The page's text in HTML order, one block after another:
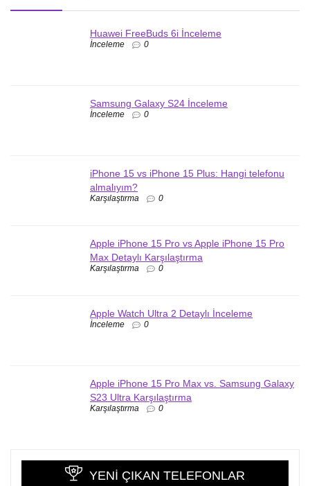
Huawei FreeBuds 6i İnceleme
İnceleme 0
Samsung Galaxy S24 İnceleme
İnceleme 0
iPhone 15 vs iPhone 15 Plus: Hangi telefonu
almalıyım?
Karşılaştırma 0
Apple iPhone 15 Pro vs Apple iPhone 15 Pro
Max Detaylı Karşılaştırma
Karşılaştırma 0
Apple Watch Ultra 2 Detaylı İnceleme
İnceleme 0
Apple iPhone 15 Pro Max vs. Samsung Galaxy
S23 Ultra Karşılaştırma
Karşılaştırma 0
YENI ÇIKAN TELEFONLAR